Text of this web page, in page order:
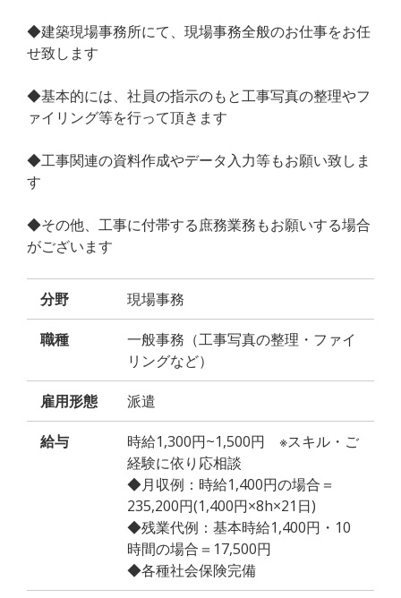
◆建築現場事務所にて、現場事務全般のお仕事をお任
せ致します
◆基本的には、社員の指示のもと工事写真の整理やフ
ァイリング等を行って頂きます
◆工事関連の資料作成やデータ入力等もお願い致しま
す
◆その他、工事に付帯する庶務業務もお願いする場合
がございます
分野 現場事務
職種
一般事務（工事写真の整理・ファイ
リングなど）
雇用形態 派遣
給与
時給1,300円~1,500円 ※スキル・ご
経験に依り応相談
◆月収例：時給1,400円の場合＝
235,200円(1,400円×8h×21日)
◆残業代例：基本時給1,400円・10
時間の場合＝17,500円
◆各種社会保険完備